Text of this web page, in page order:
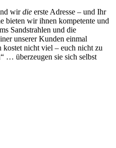
wirdie erste Adresse – und Ihr
bieten wir ihnen kompetente und
Sandstrahlen und die
unserer Kunden einmal
kostet nicht viel – euch nicht zu
… überzeugen sie sich selbst